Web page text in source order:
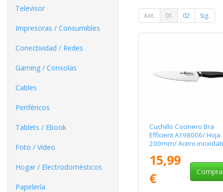
Televisor
Impresoras / Consumibles
Conectividad / Redes
Gaming / Consolas
Cables
Periféricos
Tablets / Ebook
Foto / Video
Hogar / Electrodomésticos
Papelería
Ant. 01 02 Sig.
Cuchillo Cocinero Bra
Efficient A198006/ Hoja
200mm/ Acero
15,99
€